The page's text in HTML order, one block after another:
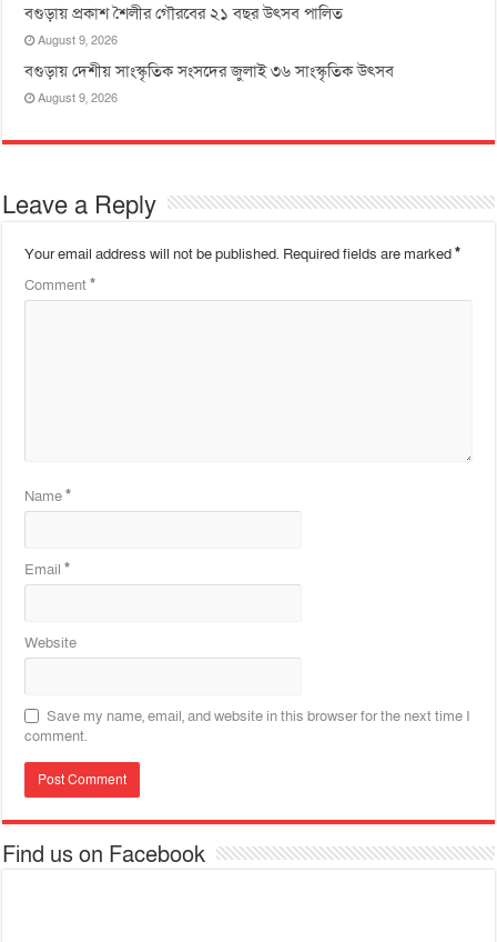
বগুড়ায় প্রকাশ শৈলীর গৌরবের ২১ বছর উৎসব পা‌লিত
August 9, 2026
বগুড়ায় দেশীয় সাংস্কৃতিক সংসদের জুলাই ৩৬ সাংস্কৃতিক উৎসব
August 9, 2026
Leave a Reply
Your email address will not be published. Required fields are marked*
Comment*
Name*
Email*
Website
Save my name, email, and website in this browser for the next time I
comment.
Find us on Facebook